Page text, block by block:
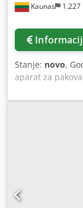
Kaunas 1.227
Stanje: novo,
aparat za
slatkiše,
suve masovne
(Doy-pack,
Raspon
Sekr •
brzinom i
(u zavisnosti od
ekran osetljiv
snabdevanja -
napravljen u